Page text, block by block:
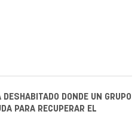
DESHABITADO DONDE UN GRUPO
PARA RECUPERAR EL